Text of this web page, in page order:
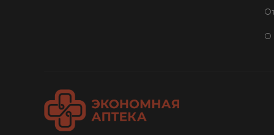
антимикробными свойствами, способствует
О